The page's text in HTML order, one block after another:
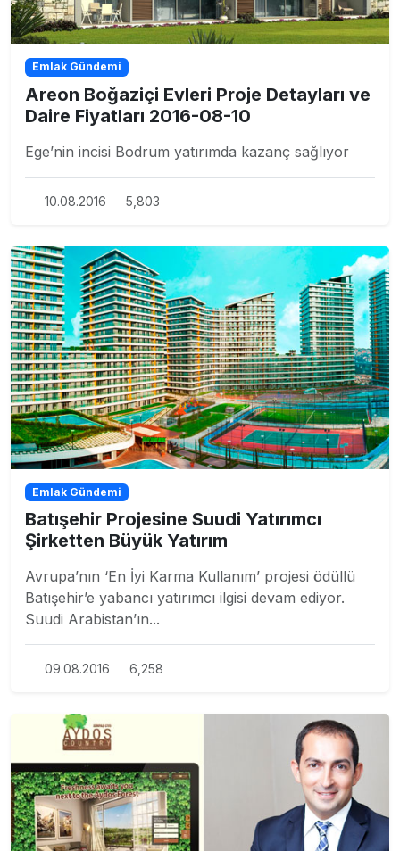
Emlak Gündemi
Areon Boğaziçi Evleri Proje Detayları ve
Daire Fiyatları 2016-08-10
Ege’nin incisi Bodrum yatırımda kazanç sağlıyor
10.08.2016 5,803
Emlak Gündemi
Batışehir Projesine Suudi Yatırımcı
Şirketten Büyük Yatırım
Avrupa’nın ‘En İyi Karma Kullanım’ projesi ödüllü
Batışehir’e yabancı yatırımcı ilgisi devam ediyor.
Suudi Arabistan’ın...
09.08.2016 6,258